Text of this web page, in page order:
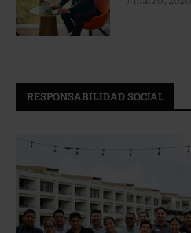
RESPONSABILIDAD SOCIAL